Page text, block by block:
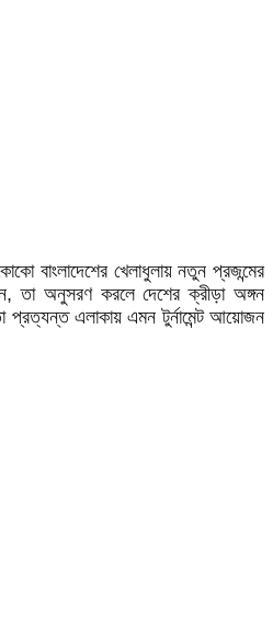
বাংলাদেশের খেলাধুলায় নতুন প্রজন্মের
তা অনুসরণ করলে দেশের ক্রীড়া অঙ্গন
এলাকায় এমন টুর্নামেন্ট আয়োজন